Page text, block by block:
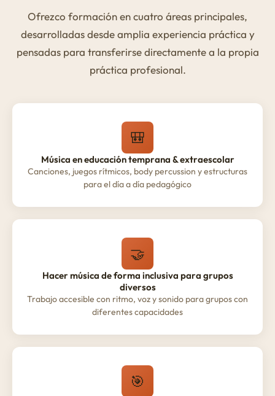
Ofrezco formación en cuatro áreas principales,
desarrolladas desde amplia experiencia práctica y
pensadas para transferirse directamente a la propia
práctica profesional.
🎒
Música en educación temprana & extraescolar
Canciones, juegos rítmicos, body percussion y estructuras
para el día a día pedagógico
🤝
Hacer música de forma inclusiva para grupos
diversos
Trabajo accesible con ritmo, voz y sonido para grupos con
diferentes capacidades
🎯